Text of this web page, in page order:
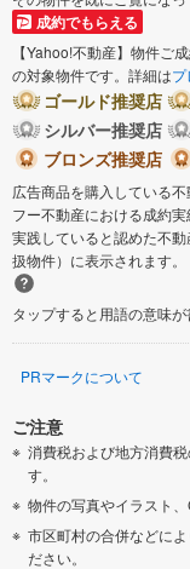
成約でもらえる
【Yahoo!不動産】物件ご
の対象物件です。詳細は
ゴールド推奨店
シルバー推奨店
ブロンズ推奨店
広告商品を購入している
フー不動産における成約
実践していると認めた不
扱物件）に表示されます。
タップすると用語の意味が
PRマークについて
ご注意
消費税および地方消費
す。
物件の写真やイラスト
市区町村の合併などに
ださい。